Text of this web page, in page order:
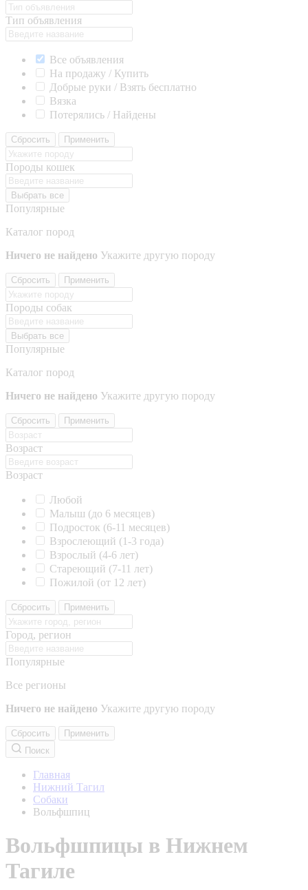
Тип объявления
Все объявления
На продажу / Купить
Добрые руки / Взять бесплатно
Вязка
Потерялись / Найдены
Сбросить Применить
Породы кошек
Выбрать все
Популярные
Каталог пород
Ничего не найдено Укажите другую породу
Сбросить Применить
Породы собак
Выбрать все
Популярные
Каталог пород
Ничего не найдено Укажите другую породу
Сбросить Применить
Возраст
Возраст
Любой
Малыш (до 6 месяцев)
Подросток (6-11 месяцев)
Взрослеющий (1-3 года)
Взрослый (4-6 лет)
Стареющий (7-11 лет)
Пожилой (от 12 лет)
Сбросить Применить
Город, регион
Популярные
Все регионы
Ничего не найдено Укажите другую породу
Сбросить
Применить
Поиск
Главная
Нижний Тагил
Собаки
Вольфшпиц
Вольфшпицы в Нижнем
Тагиле